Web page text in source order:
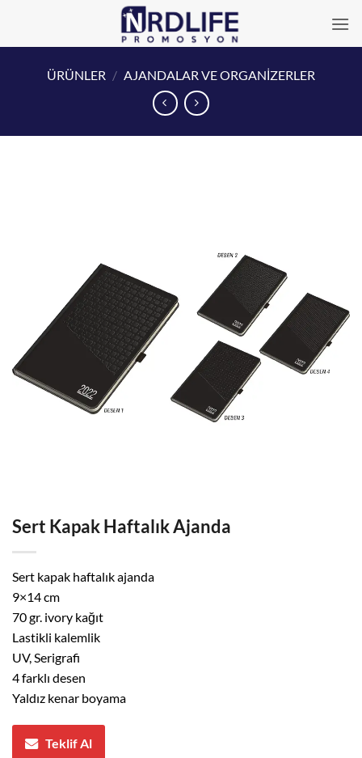
ÜRÜNLER / AJANDALAR VE ORGANİZERLER
Sert Kapak Haftalık Ajanda
Sert kapak haftalık ajanda
9×14 cm
70 gr. ivory kağıt
Lastikli kalemlik
UV, Serigrafi
4 farklı desen
Yaldız kenar boyama
Teklif Al